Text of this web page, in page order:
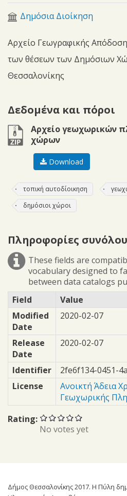
Δημόσια Διοίκηση
Αρχείο Γεωγραφικής
των θέσεων των Δημόσιων
Θεσσαλονίκης
Δεδομένα και πόροι
Αρχείο γεωχωρικών
χώρων
zip
Download
τοπική αυτοδίοικηση
δημόσιοι χώροι
Πληροφορίες
These fields are
vocabulary designed to
between data catalogs
Field
Value
Modified
Date
2020-02-07
Release
Date
2020-02-07
Identifier
2fe6f134-0451-
License
Ανοικτή Άδεια
Γεωχωρικής
Rating:
No votes yet
Δήμος Θεσσαλονίκης 2017. Η Πύλη